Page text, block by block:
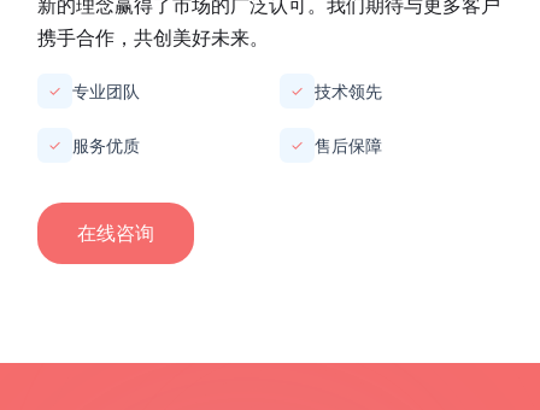
新的理念赢得了市场的广泛认可。我们期待与更多客户
携手合作，共创美好未来。
✓ 专业团队 ✓ 技术领先
✓ 服务优质 ✓ 售后保障
在线咨询